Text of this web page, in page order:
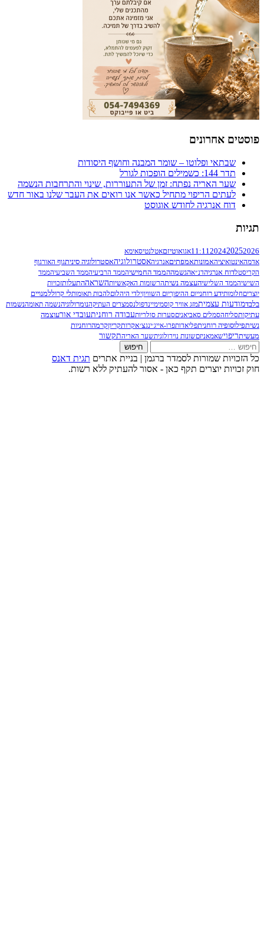
– שומר המבנה וחושף היסודות
נפתח: זמן של התעוררות, שינוי והתרחבות הנשמה
מתחיל כאשר אנו רואים את העבר שלנו באור חדש
לחודש אוגוסט
אגואוטיזםאטלנטיסאימא
אמפתיםאנרגיהאסטרולוגיהאסטרולוגיה סיניתגוף האורגוף
דנ״אהגשמההממד החמישיהממד הרביעיהממד השביעי הממד
העצמה נשיתהרשומות האקאשיותהשראההתעלותזכויות
יום ההיפוךיום השוויוןילדי היהלוםלהבות תאומותלי קרוללמנויים
מזג אוויר קוסמימיינדפולנסמצרים העתיקהנומרולוגיהנשמה תאומהנשמות
סאביאניםסערות סולריותעבודה רוחניתעובדי אורעוצמה
פליאדותפרו-אייג׳ינגצ׳אקרותקריוןקרמהרוחניות
שונות נוירולוגיתשער האריה תקשור
לסמדר ברגמן | בניית אתריםתגית דאנס
תקף כאן - אסור להעתיק ללא רשות.